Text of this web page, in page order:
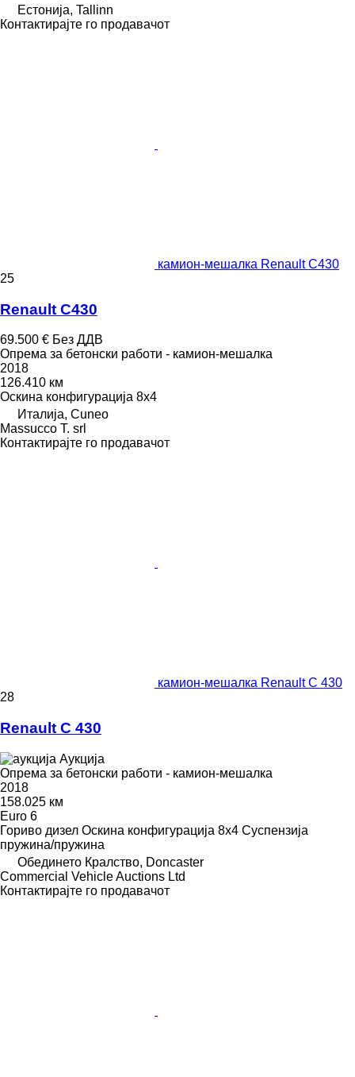
Естонија, Tallinn
Контактирајте го продавачот
камион-мешалка Renault C430
25
Renault C430
69.500 € Без ДДВ
Опрема за бетонски работи - камион-мешалка
2018
126.410 км
Оскина конфигурација 8x4
Италија, Cuneo
Massucco T. srl
Контактирајте го продавачот
камион-мешалка Renault C 430
28
Renault C 430
Аукција
Опрема за бетонски работи - камион-мешалка
2018
158.025 км
Euro 6
Гориво дизел Оскина конфигурација 8x4 Суспензија
пружина/пружина
Обединето Кралство, Doncaster
Commercial Vehicle Auctions Ltd
Контактирајте го продавачот